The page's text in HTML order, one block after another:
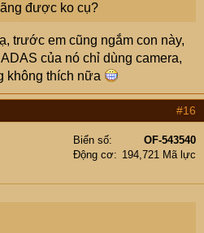
được ko cụ?
trước em cũng ngắm con này,
của nó chỉ dùng camera,
không thích nữa
#16
Biển số
OF-543540
Động cơ
194,721 Mã lực